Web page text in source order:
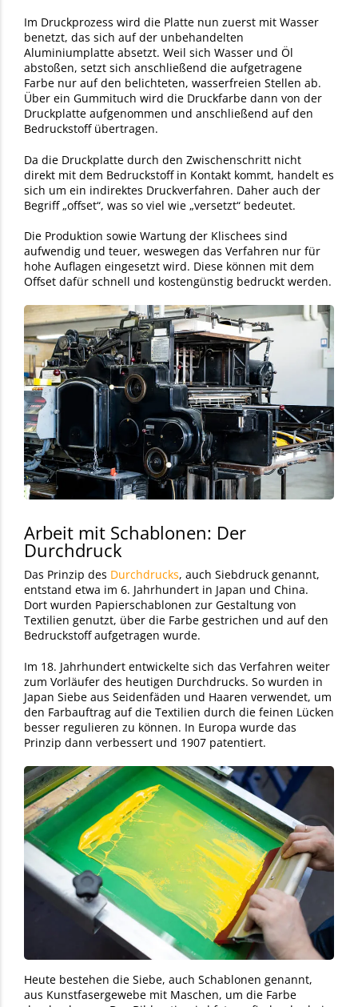
Im Druckprozess wird die Platte nun zuerst mit Wasser
benetzt, das sich auf der unbehandelten
Aluminiumplatte absetzt. Weil sich Wasser und Öl
abstoßen, setzt sich anschließend die aufgetragene
Farbe nur auf den belichteten, wasserfreien Stellen ab.
Über ein Gummituch wird die Druckfarbe dann von der
Druckplatte aufgenommen und anschließend auf den
Bedruckstoff übertragen.
Da die Druckplatte durch den Zwischenschritt nicht
direkt mit dem Bedruckstoff in Kontakt kommt, handelt es
sich um ein indirektes Druckverfahren. Daher auch der
Begriff „offset“, was so viel wie „versetzt“ bedeutet.
Die Produktion sowie Wartung der Klischees sind
aufwendig und teuer, weswegen das Verfahren nur für
hohe Auflagen eingesetzt wird. Diese können mit dem
Offset dafür schnell und kostengünstig bedruckt werden.
Arbeit mit Schablonen: Der
Durchdruck
Das Prinzip des Durchdrucks, auch Siebdruck genannt,
entstand etwa im 6. Jahrhundert in Japan und China.
Dort wurden Papierschablonen zur Gestaltung von
Textilien genutzt, über die Farbe gestrichen und auf den
Bedruckstoff aufgetragen wurde.
Im 18. Jahrhundert entwickelte sich das Verfahren weiter
zum Vorläufer des heutigen Durchdrucks. So wurden in
Japan Siebe aus Seidenfäden und Haaren verwendet, um
den Farbauftrag auf die Textilien durch die feinen Lücken
besser regulieren zu können. In Europa wurde das
Prinzip dann verbessert und 1907 patentiert.
Heute bestehen die Siebe, auch Schablonen genannt,
aus Kunstfasergewebe mit Maschen, um die Farbe